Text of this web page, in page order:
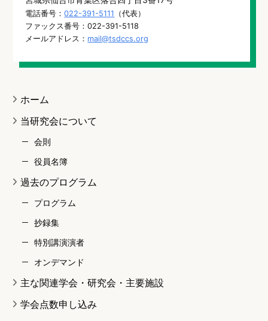
電話番号：022-391-5111 （代表）
ファックス番号：022-391-5118
メールアドレス： mail@tsdccs.org
ホーム
当研究会について
会則
役員名簿
過去のプログラム
プログラム
抄録集
特別講演演者
オンデマンド
主な関連学会・研究会・主要施設
学会点数申し込み